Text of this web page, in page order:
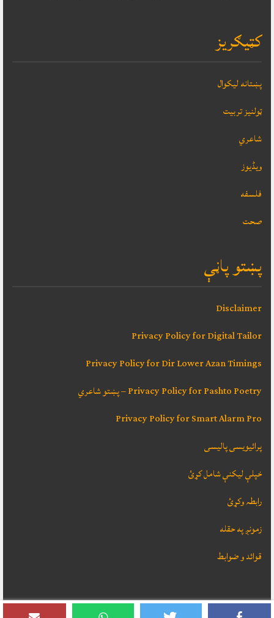
کټيګريز
پښتانه ليکوال
ټولنيز تربيت
شاعري
ویڈیوز
فلسفه
صحت
پښتو پاڼې
Disclaimer
Privacy Policy for Digital Tailor
Privacy Policy for Dir Lower Azan Timings
Privacy Policy for Pashto Poetry – پښتو شاعري
Privacy Policy for Smart Alarm Pro
پرائیویسی پالیسی
خپلې ليکنې شامل کړئ
رابطہ وکړئ
زمونږ په حقله
قوائد و ضوابط
دا ويب سائټ SADEEQ HASSAS ډيزائن کړے ، که تاسو ته ضرورت وي نو رابطه